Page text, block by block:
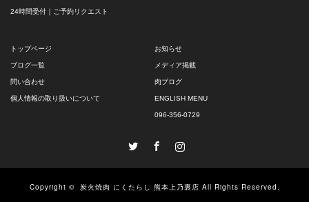
24時間受付｜ご予約リクエスト
トップページ
ブログ一覧
問い合わせ
個人情報の取り扱いについて
お知らせ
メディア掲載
肉ブログ
ENGLISH MENU
096-356-0729
Instagram
Copyright © 炭火焼肉 にくたらし 熊本上乃裏店 All Rights Reserved.